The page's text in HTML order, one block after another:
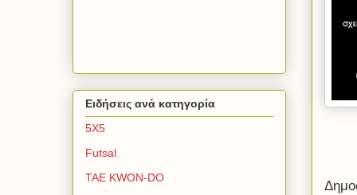
Ειδήσεις ανά κατηγορία
5Χ5
Futsal
TAE KWON-DO